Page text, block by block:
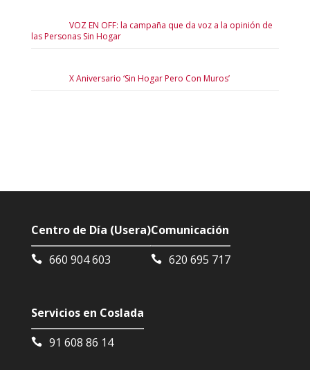
VOZ EN OFF: la campaña que da voz a la opinión de
las Personas Sin Hogar
X Aniversario ‘Sin Hogar Pero Con Muros’
Centro de Día (Usera)
660 904 603
Comunicación
620 695 717
Servicios en Coslada
91 608 86 14